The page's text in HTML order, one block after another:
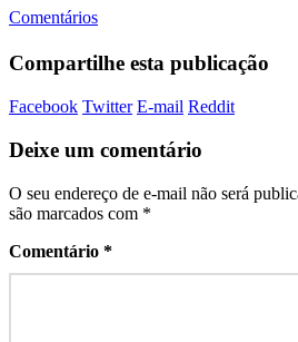
Comentários
Compartilhe esta publicação
Facebook Twitter E-mail Reddit
Deixe um comentário
O seu endereço de e-mail não será
são marcados com *
Comentário *